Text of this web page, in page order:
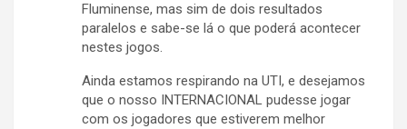
Fluminense, mas sim de dois resultados
paralelos e sabe-se lá o que poderá acontecer
nestes jogos.
Ainda estamos respirando na UTI, e desejamos
que o nosso INTERNACIONAL pudesse jogar
com os jogadores que estiverem melhor